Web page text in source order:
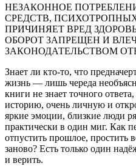
НЕЗАКОННОЕ
СРЕДСТВ,
ПРИЧИНЯЕТ ВРЕД
ОБОРОТ ЗАПРЕЩЕН И
ЗАКОНОДАТЕЛЬСТВОМ
Знает ли кто-то, что
жизнь — лишь череда
книги не знает точного
историю, очень личную и
яркие эмоции, близкие люди
практически в один миг. Как
отпустить прошлое, простить
заново? Есть только один
и верить.